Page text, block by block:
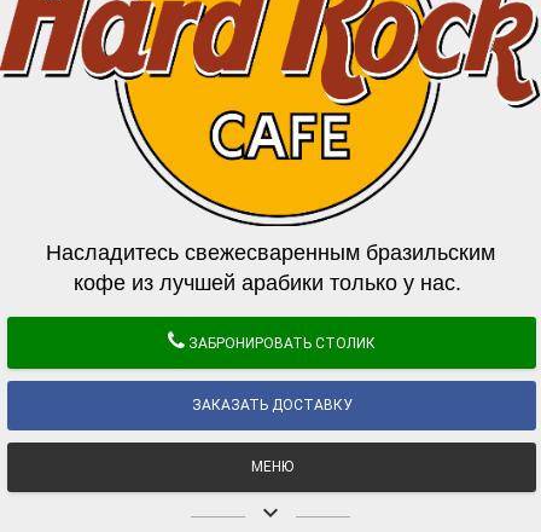
Насладитесь свежесваренным бразильским
кофе из лучшей арабики только у нас.
ЗАБРОНИРОВАТЬ СТОЛИК
ЗАКАЗАТЬ ДОСТАВКУ
МЕНЮ
keyboard_arrow_down